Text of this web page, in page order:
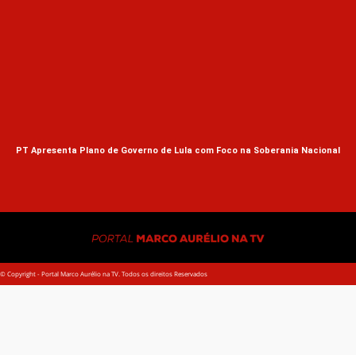
PT Apresenta Plano de Governo de Lula com Foco na Soberania Nacional
© Copyright - Portal Marco Aurélio na TV. Todos os direitos Reservados